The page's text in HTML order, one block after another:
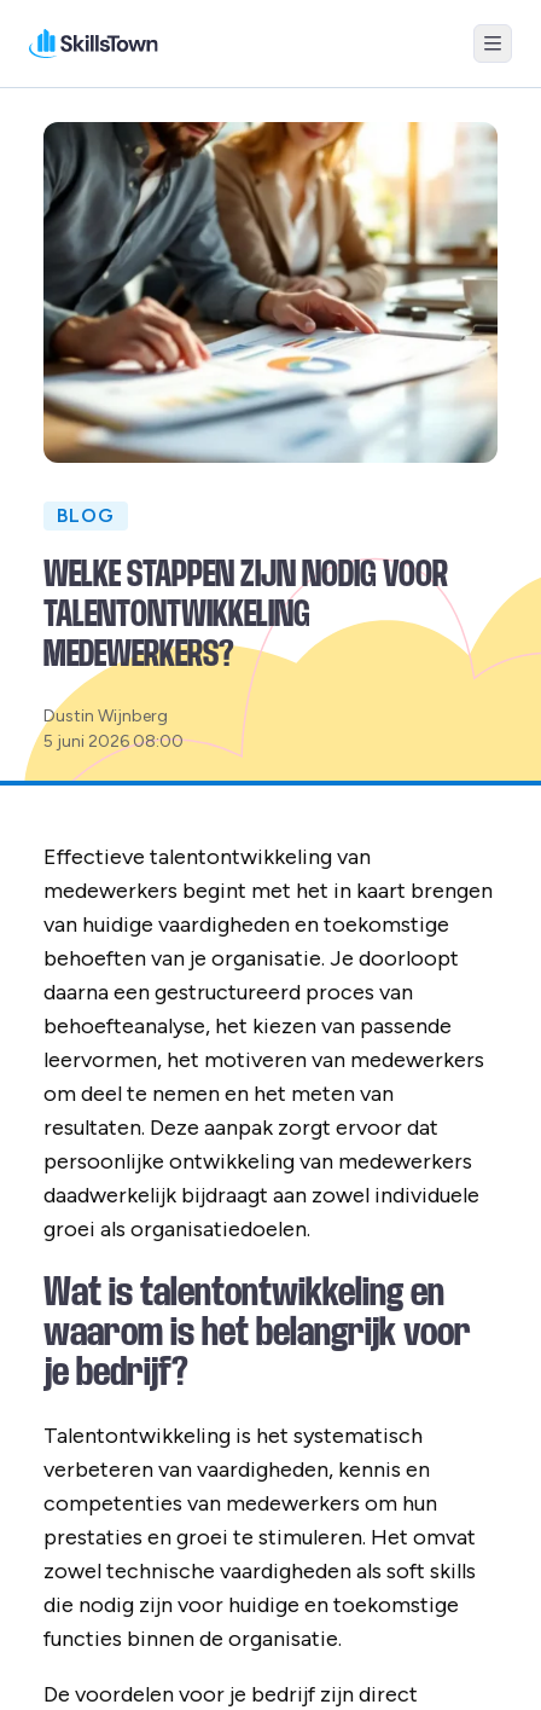
Menu
BLOG
WELKE STAPPEN ZIJN NODIG VOOR
TALENTONTWIKKELING
MEDEWERKERS?
Posted
by:
Dustin Wijnberg
5 juni 2026 08:00
Effectieve talentontwikkeling van
medewerkers begint met het in kaart brengen
van huidige vaardigheden en toekomstige
behoeften van je organisatie. Je doorloopt
daarna een gestructureerd proces van
behoefteanalyse, het kiezen van passende
leervormen, het motiveren van medewerkers
om deel te nemen en het meten van
resultaten. Deze aanpak zorgt ervoor dat
persoonlijke ontwikkeling van medewerkers
daadwerkelijk bijdraagt aan zowel individuele
groei als organisatiedoelen.
Wat is talentontwikkeling en
waarom is het belangrijk voor
je bedrijf?
Talentontwikkeling is het systematisch
verbeteren van vaardigheden, kennis en
competenties van medewerkers om hun
prestaties en groei te stimuleren. Het omvat
zowel technische vaardigheden als soft skills
die nodig zijn voor huidige en toekomstige
functies binnen de organisatie.
De voordelen voor je bedrijf zijn direct